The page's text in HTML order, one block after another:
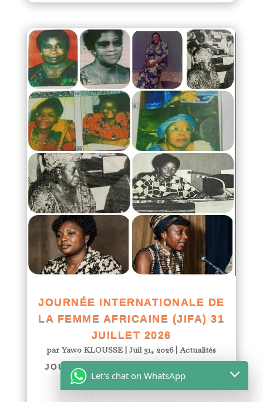
JOURNÉE INTERNATIONALE DE
LA FEMME AFRICAINE (JIFA) 31
JUILLET 2026
parYawo KLOUSSE |Juil 31, 2026|Actualités
JOURNÉE INTERNATIONALE DE LA
FEMME AFRICAINE (JIFA) 31
Let's chat on WhatsApp